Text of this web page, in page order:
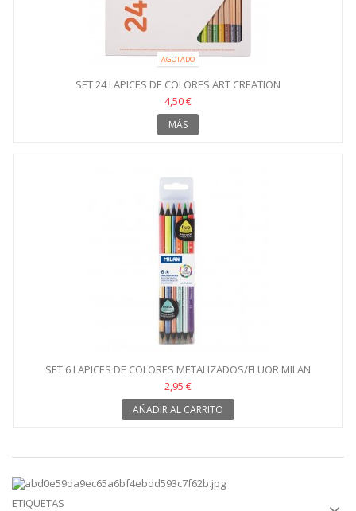
AGOTADO
SET 24 LAPICES DE COLORES ART CREATION
4,50 €
MÁS
SET 6 LAPICES DE COLORES METALIZADOS/FLUOR MILAN
2,95 €
AÑADIR AL CARRITO
ETIQUETAS